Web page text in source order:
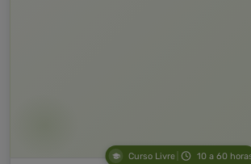
Curso Livre 10 a 60